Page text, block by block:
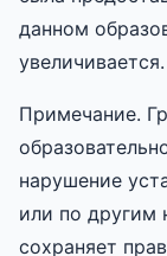
данном
увеличивается.
Примечание.
нарушение
или по другим
сохраняет